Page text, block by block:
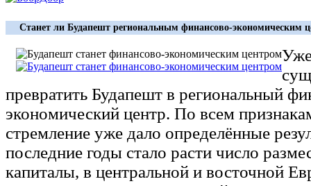
Станет ли Будапешт региональным финансово-экономическим
превратить Будапешт в региональный
экономический центр. По всем
стремление уже дало определённые
последние годы стало расти число
капиталы, в центральной и восточной